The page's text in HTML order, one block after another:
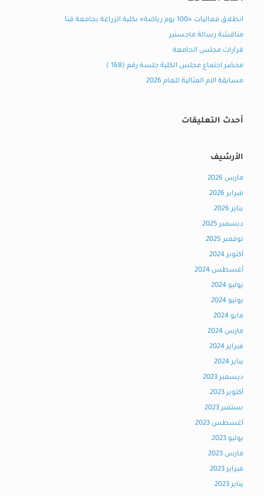
انطلاق فعاليات «100 يوم رياضة» بكلية الزراعة بجامعة قنا
مناقشة رسالة ماجستير
قرارات مجلس الجامعة
محضر اجتماع مجلس الكلية جلسة رقم (168 )
مسابقة الام المثالية للعام 2026
أحدث التعليقات
الأرشيف
مارس 2026
فبراير 2026
يناير 2026
ديسمبر 2025
نوفمبر 2025
أكتوبر 2024
أغسطس 2024
يوليو 2024
يونيو 2024
مايو 2024
مارس 2024
فبراير 2024
يناير 2024
ديسمبر 2023
أكتوبر 2023
سبتمبر 2023
أغسطس 2023
يوليو 2023
مارس 2023
فبراير 2023
يناير 2023